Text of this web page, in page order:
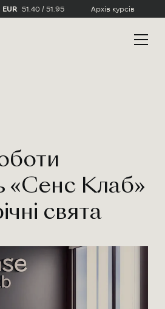
EUR 51.40 / 51.95 Архів курсів
«Сенс Клаб»
свята